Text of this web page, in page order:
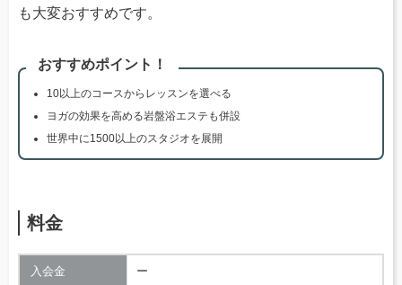
も大変おすすめです。
おすすめポイント！
10以上のコースからレッスンを選べる
ヨガの効果を高める岩盤浴エステも併設
世界中に1500以上のスタジオを展開
料金
入会金 ー